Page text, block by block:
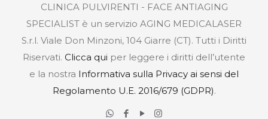
CLINICA PULVIRENTI - FACE ANTIAGING
SPECIALIST è un servizio AGING MEDICALASER
S.r.l. Viale Don Minzoni, 104 Giarre (CT). Tutti i Diritti
Riservati. Clicca qui per leggere i diritti dell’utente
e la nostra Informativa sulla Privacy ai sensi del
Regolamento U.E. 2016/679 (GDPR).